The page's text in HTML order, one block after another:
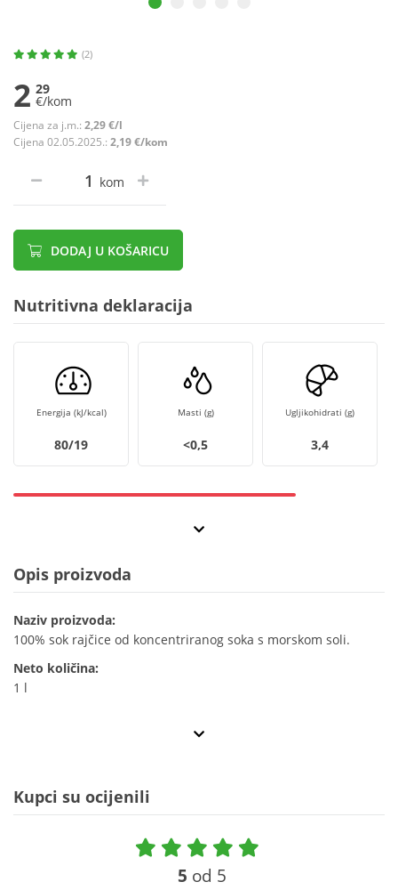
(2)
2 29
€/kom
Cijena za j.m.: 2,29 €/l
Cijena 02.05.2025.: 2,19 €/kom
kom
DODAJ U KOŠARICU
Nutritivna deklaracija
Energija (kJ/kcal)
80/19
Masti (g)
<0,5
Ugljikohidrati (g)
3,4
Opis proizvoda
Naziv proizvoda:
100% sok rajčice od koncentriranog soka s morskom soli.
Neto količina:
1 l
Kupci su ocijenili
5 od 5